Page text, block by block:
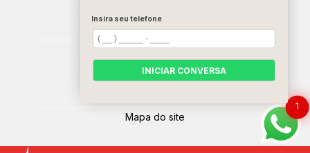
Home
Empresa
SERVIÇOS
Contato
Mapa do site
1
Insira seu telefone
INICIAR CONVERSA